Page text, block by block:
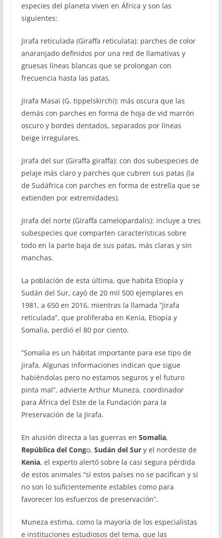
especies del planeta viven en África y son las
siguientes:
Jirafa reticulada (Giraffa reticulata): parches de color
anaranjado definidos por una red de llamativas y
gruesas líneas blancas que se prolongan con
frecuencia hasta las patas.
Jirafa Masai (G. tippelskirchi): más oscura que las
demás con parches en forma de hoja de vid marrón
oscuro y bordes dentados, separados por líneas
beige irregulares.
Jirafa del sur (Giraffa giraffa): con dos subespecies de
pelaje más claro y parches que cubren sus patas (la
de Sudáfrica con parches en forma de estrella que se
extienden por extremidades).
Jirafa del norte (Giraffa camelopardalis): incluye a tres
subespecies que comparten características sobre
todo en la parte baja de sus patas, más claras y sin
manchas.
La población de esta última, que habita Etiopía y
Sudán del Sur, cayó de 20 mil 500 ejemplares en
1981, a 650 en 2016, mientras la llamada “jirafa
reticulada”, que proliferaba en Kenia, Etiopía y
Somalia, perdió el 80 por ciento.
“Somalia es un hábitat importante para ese tipo de
jirafa. Algunas informaciones indican que sigue
habiéndolas pero no estamos seguros y el futuro
pinta mal”, advierte Arthur Muneza, coordinador
para África del Este de la Fundación para la
Preservación de la Jirafa.
En alusión directa a las guerras en Somalia,
República del Congo, Sudán del Sury el nordeste de
Kenia, el experto alertó sobre la casi segura pérdida
de estos animales “si estos países no se pacifican y si
no son lo suficientemente estables como para
favorecer los esfuerzos de preservación”.
Muneza estima, como la mayoría de los especialistas
e instituciones estudiosos del tema, que las